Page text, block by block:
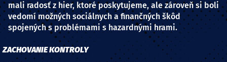
mali radosť z hier, ktoré poskytujeme, ale zároveň si boli
vedomí možných sociálnych a finančných škôd
spojených s problémami s hazardnými hrami.
ZACHOVANIE KONTROLY